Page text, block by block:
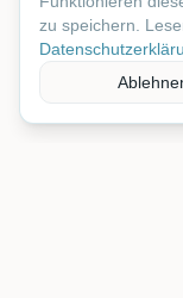
zu speichern.